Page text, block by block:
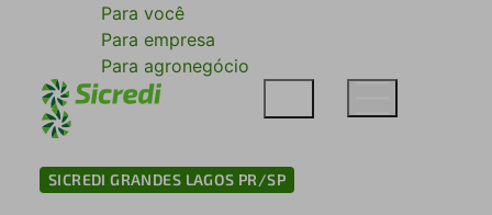
Para você
Para empresa
Para agronegócio
SICREDI GRANDES LAGOS PR/SP